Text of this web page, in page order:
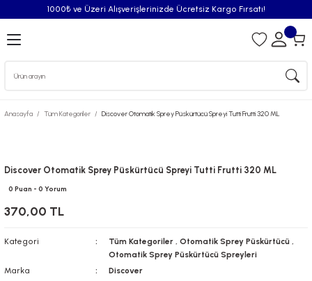
1000₺ ve Üzeri Alışverişlerinizde Ücretsiz Kargo Fırsatı!
Geri Dön
Spreyleri
Anasayfa Tüm Kategoriler Discover Otomatik Sprey Püskürtücü Spreyi Tutti Frutti 320 ML
Discover Otomatik Sprey Püskürtücü Spreyi Tutti Frutti 320 ML
0 Puan - 0 Yorum
370,00 TL
Kategori Tüm Kategoriler , Otomatik Sprey Püskürtücü ,
Otomatik Sprey Püskürtücü Spreyleri
Marka
Discover